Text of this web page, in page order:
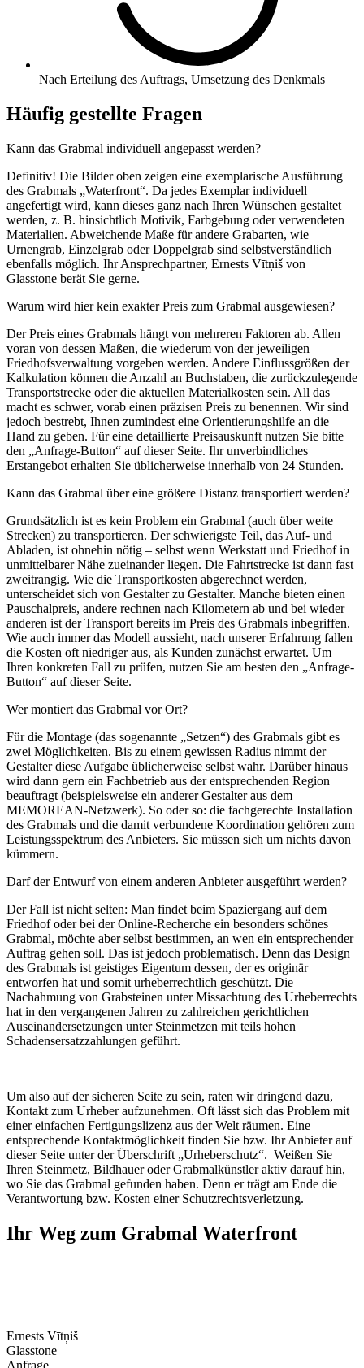
Nach Erteilung des Auftrags, Umsetzung des Denkmals
Häufig gestellte Fragen
Kann das Grabmal individuell angepasst werden?
Definitiv! Die Bilder oben zeigen eine exemplarische Ausführung
des Grabmals „Waterfront“. Da jedes Exemplar individuell
angefertigt wird, kann dieses ganz nach Ihren Wünschen gestaltet
werden, z. B. hinsichtlich Motivik, Farbgebung oder verwendeten
Materialien. Abweichende Maße für andere Grabarten, wie
Urnengrab, Einzelgrab oder Doppelgrab sind selbstverständlich
ebenfalls möglich. Ihr Ansprechpartner, Ernests Vītņiš von
Glasstone berät Sie gerne.
Warum wird hier kein exakter Preis zum Grabmal ausgewiesen?
Der Preis eines Grabmals hängt von mehreren Faktoren ab. Allen
voran von dessen Maßen, die wiederum von der jeweiligen
Friedhofsverwaltung vorgeben werden. Andere Einflussgrößen der
Kalkulation können die Anzahl an Buchstaben, die zurückzulegende
Transportstrecke oder die aktuellen Materialkosten sein. All das
macht es schwer, vorab einen präzisen Preis zu benennen. Wir sind
jedoch bestrebt, Ihnen zumindest eine Orientierungshilfe an die
Hand zu geben. Für eine detaillierte Preisauskunft nutzen Sie bitte
den „Anfrage-Button“ auf dieser Seite. Ihr unverbindliches
Erstangebot erhalten Sie üblicherweise innerhalb von 24 Stunden.
Kann das Grabmal über eine größere Distanz transportiert werden?
Grundsätzlich ist es kein Problem ein Grabmal (auch über weite
Strecken) zu transportieren. Der schwierigste Teil, das Auf- und
Abladen, ist ohnehin nötig – selbst wenn Werkstatt und Friedhof in
unmittelbarer Nähe zueinander liegen. Die Fahrtstrecke ist dann fast
zweitrangig. Wie die Transportkosten abgerechnet werden,
unterscheidet sich von Gestalter zu Gestalter. Manche bieten einen
Pauschalpreis, andere rechnen nach Kilometern ab und bei wieder
anderen ist der Transport bereits im Preis des Grabmals inbegriffen.
Wie auch immer das Modell aussieht, nach unserer Erfahrung fallen
die Kosten oft niedriger aus, als Kunden zunächst erwartet. Um
Ihren konkreten Fall zu prüfen, nutzen Sie am besten den „Anfrage-
Button“ auf dieser Seite.
Wer montiert das Grabmal vor Ort?
Für die Montage (das sogenannte „Setzen“) des Grabmals gibt es
zwei Möglichkeiten. Bis zu einem gewissen Radius nimmt der
Gestalter diese Aufgabe üblicherweise selbst wahr. Darüber hinaus
wird dann gern ein Fachbetrieb aus der entsprechenden Region
beauftragt (beispielsweise ein anderer Gestalter aus dem
MEMOREAN-Netzwerk). So oder so: die fachgerechte Installation
des Grabmals und die damit verbundene Koordination gehören zum
Leistungsspektrum des Anbieters. Sie müssen sich um nichts davon
kümmern.
Darf der Entwurf von einem anderen Anbieter ausgeführt werden?
Der Fall ist nicht selten: Man findet beim Spaziergang auf dem
Friedhof oder bei der Online-Recherche ein besonders schönes
Grabmal, möchte aber selbst bestimmen, an wen ein entsprechender
Auftrag gehen soll. Das ist jedoch problematisch. Denn das Design
des Grabmals ist geistiges Eigentum dessen, der es originär
entworfen hat und somit urheberrechtlich geschützt. Die
Nachahmung von Grabsteinen unter Missachtung des Urheberrechts
hat in den vergangenen Jahren zu zahlreichen gerichtlichen
Auseinandersetzungen unter Steinmetzen mit teils hohen
Schadensersatzzahlungen geführt.
Um also auf der sicheren Seite zu sein, raten wir dringend dazu,
Kontakt zum Urheber aufzunehmen. Oft lässt sich das Problem mit
einer einfachen Fertigungslizenz aus der Welt räumen. Eine
entsprechende Kontaktmöglichkeit finden Sie bzw. Ihr Anbieter auf
dieser Seite unter der Überschrift „Urheberschutz“. Weißen Sie
Ihren Steinmetz, Bildhauer oder Grabmalkünstler aktiv darauf hin,
wo Sie das Grabmal gefunden haben. Denn er trägt am Ende die
Verantwortung bzw. Kosten einer Schutzrechtsverletzung.
Ihr Weg zum Grabmal Waterfront
Ernests Vītņiš
Glasstone
Anfrage